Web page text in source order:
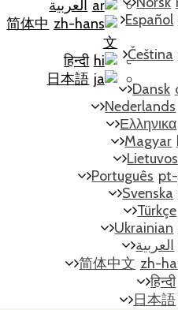
العربية
简体中
文
हिन्दी
日本語
Español
Čeština
Dansk
Nederlands
Ελληνικα
Magyar
Lietuvos
Português
Svenska
Türkçe
Ukrainian
العربية
简体中文
हिन्दी
日本語